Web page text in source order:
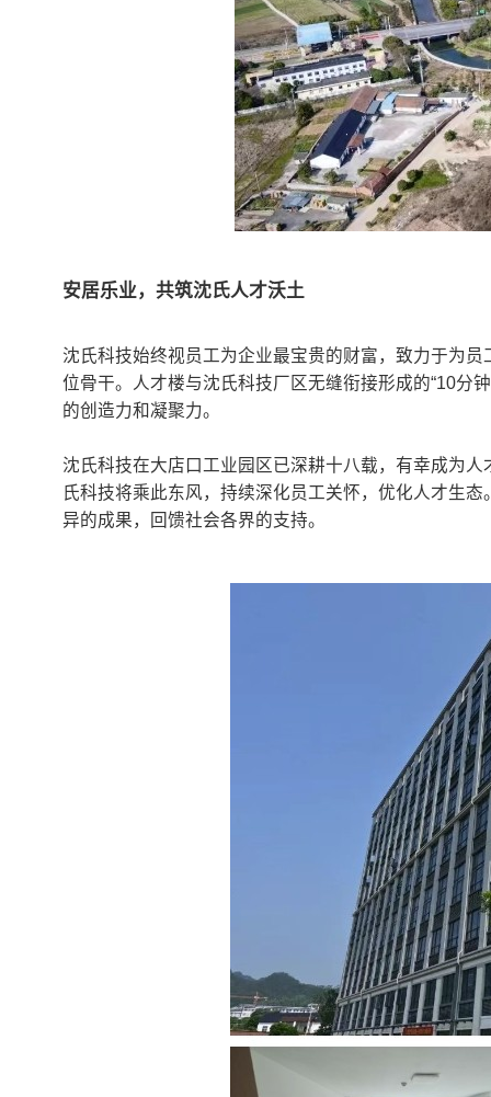
安居乐业，共筑沈氏人才沃土
沈氏科技始终视员工为企业最宝贵的财富，致力于为
位骨干。人才楼与沈氏科技厂区无缝衔接形成的“10分
的创造力和凝聚力。
沈氏科技在大店口工业园区已深耕十八载，有幸成为人
氏科技将乘此东风，持续深化员工关怀，优化人才生
异的成果，回馈社会各界的支持。